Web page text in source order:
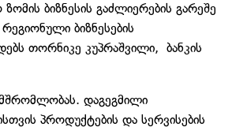
ბიზნესის გაძლიერების გარეშე
ბიზნესების
თორნიკე კუპრაშვილი, ბანკის
დაგეგმილი
პროდუქტების და სერვისების